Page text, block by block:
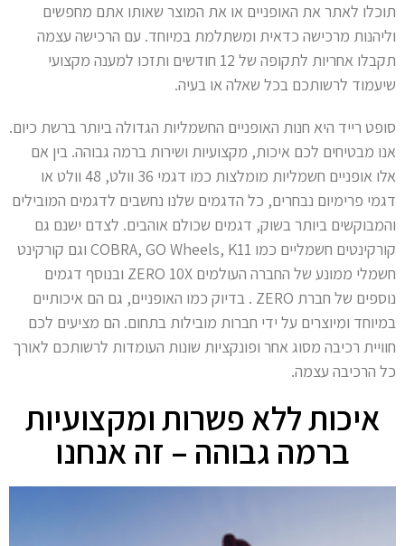
תוכלו לאתר את האופניים או את המוצר שאותו אתם מחפשים
וליהנות מרכישה כדאית ומשתלמת במיוחד. עם הרכישה עצמה
תקבלו אחריות לתקופה של 12 חודשים ותזכו למענה מקצועי
שיעמוד לרשותכם בכל שאלה או בעיה.
סופט רייד היא חנות האופניים החשמליות הגדולה ביותר ברשת כיום.
אנו מבטיחים לכם איכות, מקצועיות ושירות ברמה גבוהה. בין אם
אלו אופניים חשמליות מומלצות כמו דגמי 36 וולט, 48 וולט או
דגמי פרימיום נבחרים, כל הדגמים שלנו נחשבים לדגמים המובילים
והמבוקשים ביותר בשוק, דגמים שכולם אוהבים. לצדם ישנם גם
קורקינטים חשמליים כמו COBRA, GO Wheels, K11 וגם קורקינט
חשמלי ממונע של החברה העולמים ZERO 10X ובנוסף דגמים
נוספים של חברת ZERO . בדיוק כמו האופניים, גם הם איכותיים
במיוחד ומיוצרים על ידי חברות מובילות בתחום. הם מציעים לכם
חוויית רכיבה מסוג אחר ופונקציות שונות העומדות לרשותכם לאורך
כל הרכיבה עצמה.
איכות ללא פשרות ומקצועיות
ברמה גבוהה – זה אנחנו